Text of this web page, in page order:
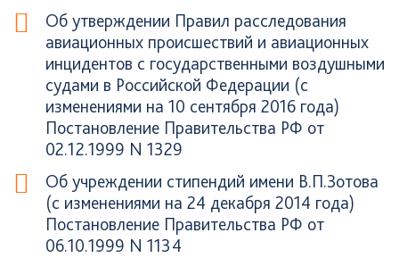
Об утверждении Правил расследования
авиационных происшествий и авиационных
инцидентов с государственными воздушными
судами в Российской Федерации (с
изменениями на 10 сентября 2016 года)
Постановление Правительства РФ от
02.12.1999 N 1329
Об учреждении стипендий имени В.П.Зотова
(с изменениями на 24 декабря 2014 года)
Постановление Правительства РФ от
06.10.1999 N 1134